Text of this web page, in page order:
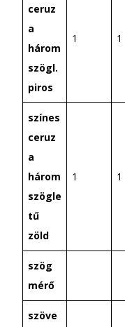
ceruz
a
három
szögl.
piros
1 1
színes
ceruz
a
három
szögle
tű
zöld
1 1
szög
mérő
szöve